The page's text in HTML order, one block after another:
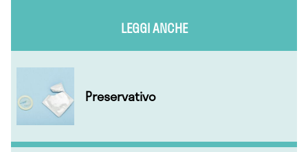
LEGGI ANCHE
Preservativo